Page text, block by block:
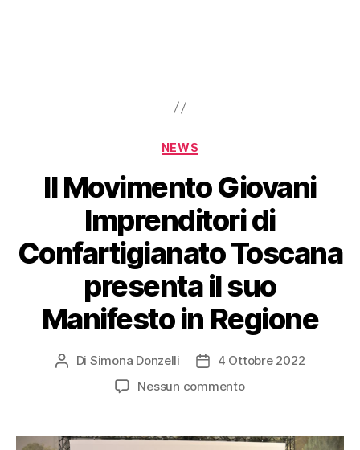
NEWS
Il Movimento Giovani
Imprenditori di
Confartigianato Toscana
presenta il suo
Manifesto in Regione
Di Simona Donzelli
4 Ottobre 2022
Nessun commento